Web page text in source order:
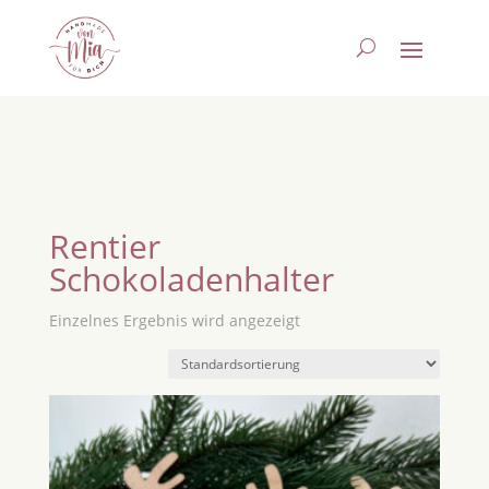
Rentier
Schokoladenhalter
Einzelnes Ergebnis wird angezeigt